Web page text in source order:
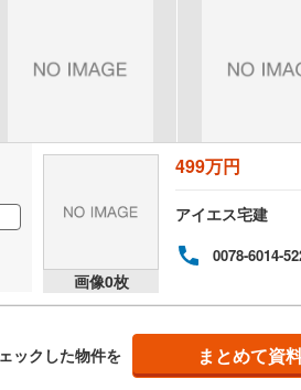
画像0枚
499万円
アイエス宅建
0078-6014-
ックした物件を まとめて資